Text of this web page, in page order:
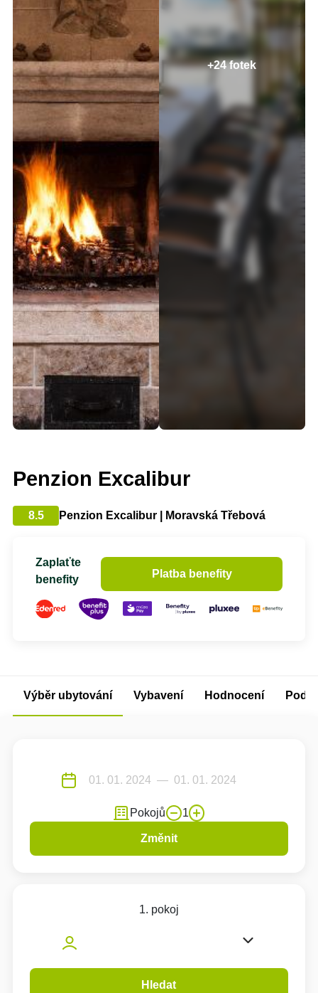
+24 fotek
Penzion Excalibur
8.5 Penzion Excalibur | Moravská Třebová
Zaplaťte
benefity
Platba benefity
Výběr ubytování Vybavení Hodnocení
Pokojů 1
Změnit
1. pokoj
Hledat